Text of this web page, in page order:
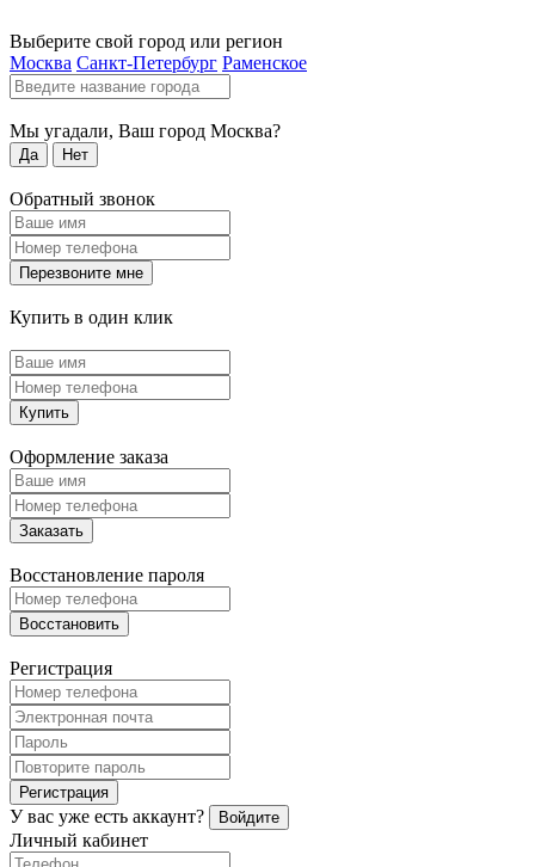
Выберите свой город или регион
Москва Санкт-Петербург Раменское
Мы угадали, Ваш город Москва?
Да Нет
Обратный звонок
Перезвоните мне
Купить в один клик
Купить
Оформление заказа
Заказать
Восстановление пароля
Восстановить
Регистрация
Регистрация
У вас уже есть аккаунт? Войдите
Личный кабинет